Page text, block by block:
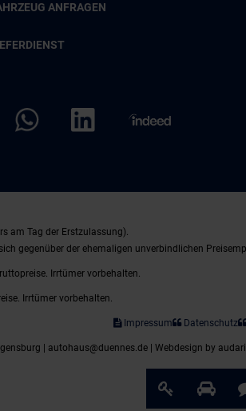
ANFRAGEN
am Tag der Erstzulassung).
gegenüber der ehemaligen unverbindlichen
Irrtümer vorbehalten.
Irrtümer vorbehalten.
Impressum Datenschutz
| autohaus@duennes.de | Webdesign by